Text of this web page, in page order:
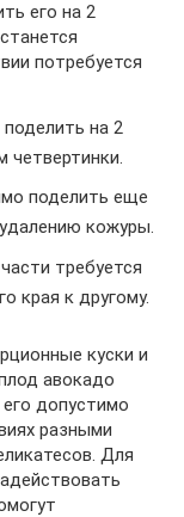
его на 2
потребуется
на 2
четвертинки.
поделить еще
кожуры.
требуется
края к другому.
куски и
авокадо
допустимо
разными
Для